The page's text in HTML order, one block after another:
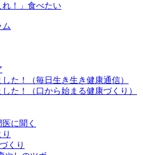
！」食べたい
ム
た！（毎日生き生き健康通信）
た！（口から始まる健康づくり）
に聞く
くり